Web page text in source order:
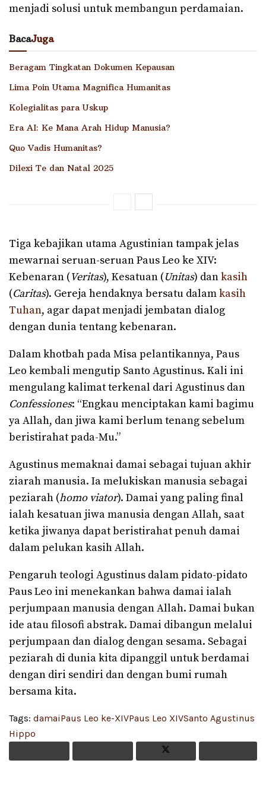
menjadi solusi untuk membangun perdamaian.
BacaJuga
Beragam Tingkatan Dokumen Kepausan
Lima Poin Utama Magnifica Humanitas
Kolegialitas para Uskup
Era AI: Ke Mana Arah Hidup Manusia?
Quo Vadis Humanitas?
Dilexi Te dan Natal 2025
Tiga kebajikan utama Agustinian tampak jelas
mewarnai seruan-seruan Paus Leo ke XIV:
Kebenaran (Veritas), Kesatuan (Unitas) dankasih
(Caritas). Gereja hendaknya bersatu dalamkasih
Tuhan, agar dapat menjadi jembatan dialog
dengan dunia tentang kebenaran.
Dalam khotbah pada Misa pelantikannya, Paus
Leo kembali mengutip Santo Agustinus. Kali ini
mengulang kalimat terkenal dari Agustinus dan
Confessiones: “Engkau menciptakan kami bagimu
ya Allah, dan jiwa kami berlum tenang sebelum
beristirahat pada-Mu.”
Agustinus memaknai damai sebagai tujuan akhir
ziarah manusia. Ia melukiskan manusia sebagai
peziarah (homo viator). Damai yang paling final
ialah kesatuan jiwa manusia dengan Allah, saat
ketika jiwanya dapat beristirahat penuh damai
dalam pelukan kasih Allah.
Pengaruh teologi Agustinus dalam pidato-pidato
Paus Leo ini menekankan bahwa damai ialah
perjumpaan manusia dengan Allah. Damai bukan
ide atau filosofi abstrak. Damai dibangun melalui
perjumpaan dan dialog dengan sesama. Sebagai
peziarah di dunia kita dipanggil untuk berdamai
dengan diri sendiri dan dengan bumi rumah
bersama kita.
Tags: damaiPaus Leo ke-XIVPaus Leo XIVSanto Agustinus
Hippo